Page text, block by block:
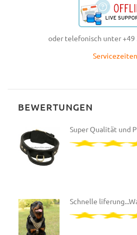
oder telefonisch unter +49
Servicezeiten
BEWERTUNGEN
Super Qualität und
Schnelle